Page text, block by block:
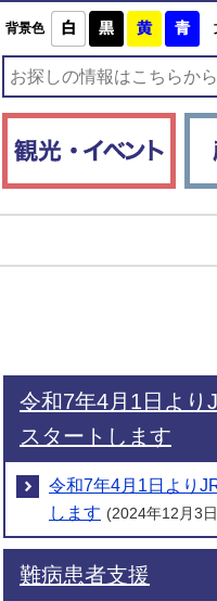
背景色 白 黒 黄 青
令和7年4月1日より
スタートします
令和7年4月1日より
します (2024年12月3
難病患者支援